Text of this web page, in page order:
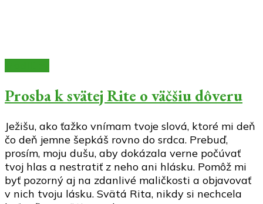
Prosba k svätej Rite o väčšiu dôveru
Ježišu, ako ťažko vnímam tvoje slová, ktoré mi deň
čo deň jemne šepkáš rovno do srdca. Prebuď,
prosím, moju dušu, aby dokázala verne počúvať
tvoj hlas a nestratiť z neho ani hlásku. Pomôž mi
byť pozorný aj na zdanlivé maličkosti a objavovať
v nich tvoju lásku. Svätá Rita, nikdy si nechcela